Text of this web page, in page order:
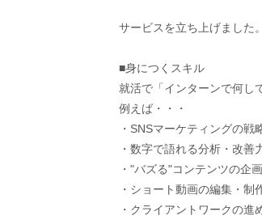
サービスを立ち上げました。
■身につくスキル
就活で「インターンで何し
例えば・・・
・SNSマーケティングの戦
・数字で語れる分析・改善
・"バズる"コンテンツの企
・ショート動画の編集・制
・クライアントワークの進